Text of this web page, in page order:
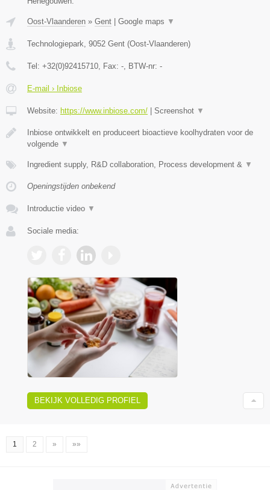
Oost-Vlaanderen » Gent Google maps ▼
Technologiepark 9052 Gent (Oost-Vlaanderen)
Tel: +32(0)92415710 , Fax: - , BTW-nr: -
E-mail › Inbiose
Website: https://www.inbiose.com/ Screenshot ▼
Inbiose ontwikkelt en produceert bioactieve koolhydraten voor de
volgende ▼
Ingredient supply, R&D collaboration, Process development & ▼
Openingstijden onbekend
Introductie video ▼
Sociale media:
BEKIJK VOLLEDIG PROFIEL
1 2 » »»